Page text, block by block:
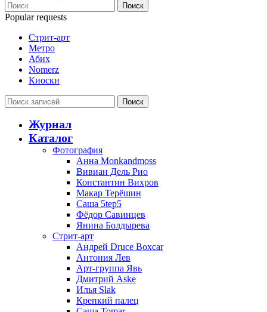
Поиск
Popular requests
Стрит-арт
Метро
Абих
Nomerz
Киоски
Поиск
Журнал
Каталог
Фотография
Анна Monkandmoss
Вивиан Дель Рио
Константин Вихров
Макар Терёшин
Саша 5tep5
Фёдор Савинцев
Янина Болдырева
Стрит-арт
Андрей Druce Boxcar
Антония Лев
Арт-группа Явь
Дмитрий Aske
Илья Slak
Крепкий палец